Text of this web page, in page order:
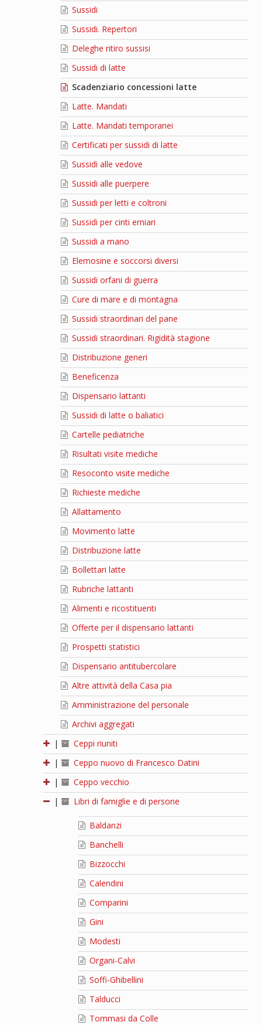
Sussidi
Sussidi. Repertori
Deleghe ritiro sussisi
Sussidi di latte
Scadenziario concessioni latte
Latte. Mandati
Latte. Mandati temporanei
Certificati per sussidi di latte
Sussidi alle vedove
Sussidi alle puerpere
Sussidi per letti e coltroni
Sussidi per cinti erniari
Sussidi a mano
Elemosine e soccorsi diversi
Sussidi orfani di guerra
Cure di mare e di montagna
Sussidi straordinari del pane
Sussidi straordinari. Rigidità stagione
Distribuzione generi
Beneficenza
Dispensario lattanti
Sussidi di latte o baliatici
Cartelle pediatriche
Risultati visite mediche
Resoconto visite mediche
Richieste mediche
Allattamento
Movimento latte
Distribuzione latte
Bollettari latte
Rubriche lattanti
Alimenti e ricostituenti
Offerte per il dispensario lattanti
Prospetti statistici
Dispensario antitubercolare
Altre attività della Casa pia
Amministrazione del personale
Archivi aggregati
|
Ceppi riuniti
|
Ceppo nuovo di Francesco Datini
|
Ceppo vecchio
|
Libri di famiglie e di persone
Baldanzi
Banchelli
Bizzocchi
Calendini
Comparini
Gini
Modesti
Organi-Calvi
Soffi-Ghibellini
Talducci
Tommasi da Colle